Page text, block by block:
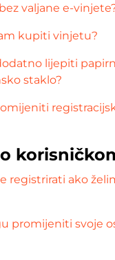
valjane e-
kupiti vinjetu?
lijepiti
staklo?
registrirati ako
promijeniti svoje